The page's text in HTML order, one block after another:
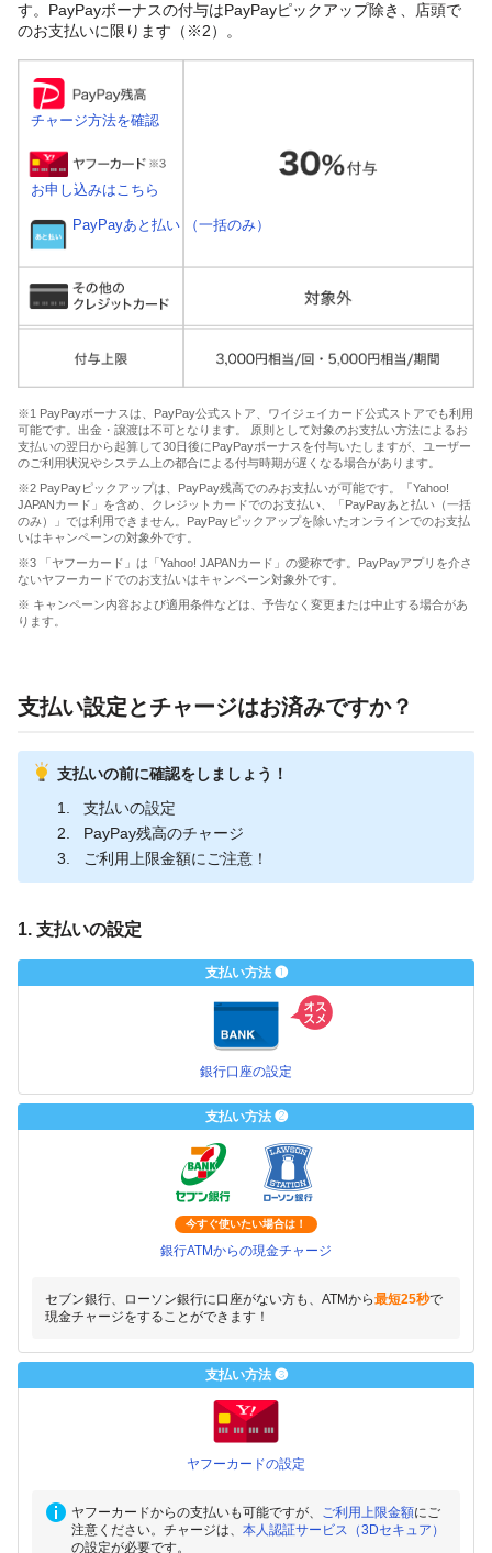
す。PayPayボーナスの付与はPayPayピックアップ除き、店頭で
のお支払いに限ります（※2）。
チャージ方法を確認
お申し込みはこちら
PayPayあと払い （一括のみ）
※1 PayPayボーナスは、PayPay公式ストア、ワイジェイカード公式ストアでも利用
可能です。出金・譲渡は不可となります。 原則として対象のお支払い方法によるお
支払いの翌日から起算して30日後にPayPayボーナスを付与いたしますが、ユーザー
のご利用状況やシステム上の都合による付与時期が遅くなる場合があります。
※2 PayPayピックアップは、PayPay残高でのみお支払いが可能です。「Yahoo!
JAPANカード」を含め、クレジットカードでのお支払い、「PayPayあと払い（一括
のみ）」では利用できません。PayPayピックアップを除いたオンラインでのお支払
いはキャンペーンの対象外です。
※3 「ヤフーカード」は「Yahoo! JAPANカード」の愛称です。PayPayアプリを介さ
ないヤフーカードでのお支払いはキャンペーン対象外です。
※ キャンペーン内容および適用条件などは、予告なく変更または中止する場合があ
ります。
支払い設定とチャージはお済みですか？
支払いの前に確認をしましょう！
支払いの設定
PayPay残高のチャージ
ご利用上限金額にご注意！
1. 支払いの設定
支払い方法 ❶
銀行口座の設定
支払い方法 ❷
今すぐ使いたい場合は！
銀行ATMからの現金チャージ
セブン銀行、ローソン銀行に口座がない方も、ATMから最短25秒で
現金チャージをすることができます！
支払い方法 ❸
ヤフーカードの設定
ヤフーカードからの支払いも可能ですが、 ご利用上限金額にご
注意ください。チャージは、 本人認証サービス（3Dセキュア）
の設定が必要です。